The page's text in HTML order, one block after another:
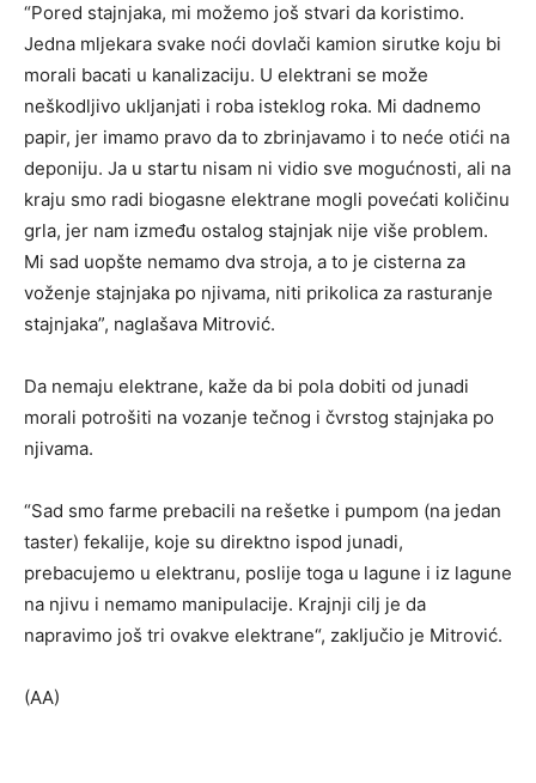
“Pored stajnjaka, mi možemo još stvari da koristimo.
Jedna mljekara svake noći dovlači kamion sirutke koju bi
morali bacati u kanalizaciju. U elektrani se može
neškodljivo ukljanjati i roba isteklog roka. Mi dadnemo
papir, jer imamo pravo da to zbrinjavamo i to neće otići na
deponiju. Ja u startu nisam ni vidio sve mogućnosti, ali na
kraju smo radi biogasne elektrane mogli povećati količinu
grla, jer nam između ostalog stajnjak nije više problem.
Mi sad uopšte nemamo dva stroja, a to je cisterna za
voženje stajnjaka po njivama, niti prikolica za rasturanje
stajnjaka”, naglašava Mitrović.
Da nemaju elektrane, kaže da bi pola dobiti od junadi
morali potrošiti na vozanje tečnog i čvrstog stajnjaka po
njivama.
“Sad smo farme prebacili na rešetke i pumpom (na jedan
taster) fekalije, koje su direktno ispod junadi,
prebacujemo u elektranu, poslije toga u lagune i iz lagune
na njivu i nemamo manipulacije. Krajnji cilj je da
napravimo još tri ovakve elektrane“, zaključio je Mitrović.
(AA)